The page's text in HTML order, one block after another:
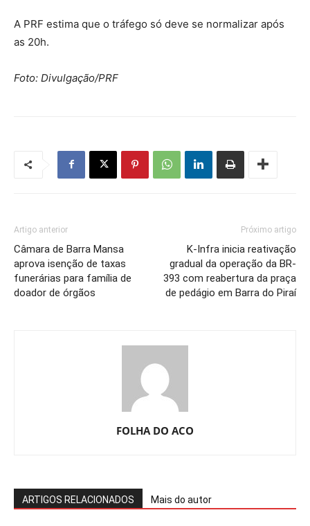
A PRF estima que o tráfego só deve se normalizar após
as 20h.
Foto: Divulgação/PRF
Artigo anterior
Câmara de Barra Mansa
aprova isenção de taxas
funerárias para família de
doador de órgãos
Próximo artigo
K-Infra inicia reativação
gradual da operação da BR-
393 com reabertura da praça
de pedágio em Barra do Piraí
FOLHA DO ACO
ARTIGOS RELACIONADOS Mais do autor